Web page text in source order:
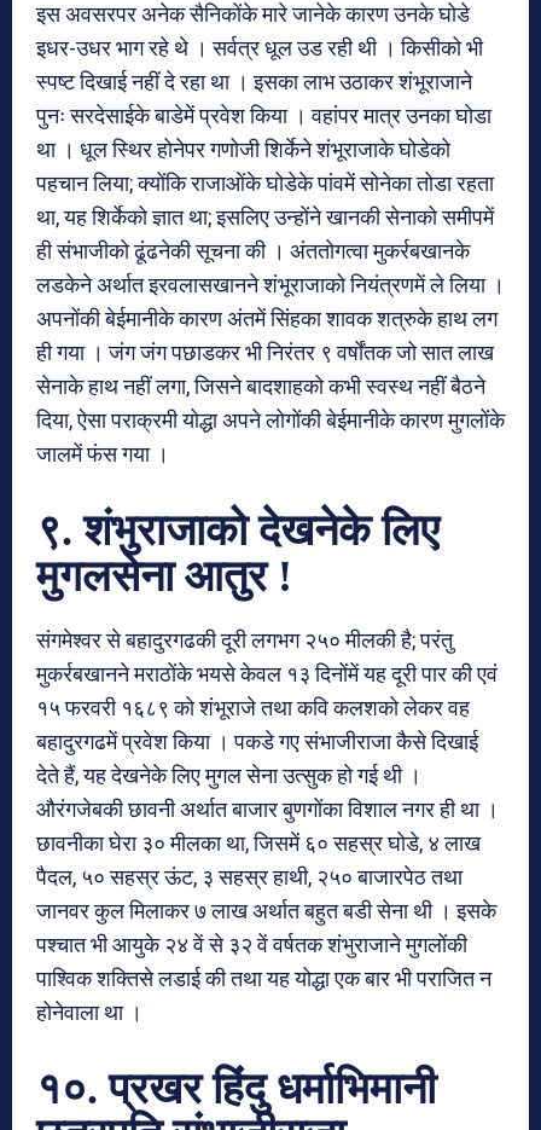
इस अवसरपर अनेक सैनिकोंके मारे जानेके कारण उनके घोडे
इधर-उधर भाग रहे थे । सर्वत्र धूल उड रही थी । किसीको भी
स्पष्ट दिखाई नहीं दे रहा था । इसका लाभ उठाकर शंभूराजाने
पुनः सरदेसाईके बाडेमें प्रवेश किया । वहांपर मात्र उनका घोडा
था । धूल स्थिर होनेपर गणोजी शिर्केने शंभूराजाके घोडेको
पहचान लिया; क्योंकि राजाओंके घोडेके पांवमें सोनेका तोडा रहता
था, यह शिर्केको ज्ञात था; इसलिए उन्होंने खानकी सेनाको समीपमें
ही संभाजीको ढूंढनेकी सूचना की । अंततोगत्वा मुकर्रबखानके
लडकेने अर्थात इरवलासखानने शंभूराजाको नियंत्रणमें ले लिया ।
अपनोंकी बेईमानीके कारण अंतमें सिंहका शावक शत्रुके हाथ लग
ही गया । जंग जंग पछाडकर भी निरंतर ९ वर्षोंतक जो सात लाख
सेनाके हाथ नहीं लगा, जिसने बादशाहको कभी स्वस्थ नहीं बैठने
दिया, ऐसा पराक्रमी योद्धा अपने लोगोंकी बेईमानीके कारण मुगलोंके
जालमें फंस गया ।
९. शंभुराजाको देखनेके लिए
मुगलसेना आतुर !
संगमेश्वर से बहादुरगढकी दूरी लगभग २५० मीलकी है; परंतु
मुकर्रबखानने मराठोंके भयसे केवल १३ दिनोंमें यह दूरी पार की एवं
१५ फरवरी १६८९ को शंभूराजे तथा कवि कलशको लेकर वह
बहादुरगढमें प्रवेश किया । पकडे गए संभाजीराजा कैसे दिखाई
देते हैं, यह देखनेके लिए मुगल सेना उत्सुक हो गई थी ।
औरंगजेबकी छावनी अर्थात बाजार बुणगोंका विशाल नगर ही था ।
छावनीका घेरा ३० मीलका था, जिसमें ६० सहस्र घोडे, ४ लाख
पैदल, ५० सहस्र ऊंट, ३ सहस्र हाथी, २५० बाजारपेठ तथा
जानवर कुल मिलाकर ७ लाख अर्थात बहुत बडी सेना थी । इसके
पश्चात भी आयुके २४ वें से ३२ वें वर्षतक शंभुराजाने मुगलोंकी
पाश्विक शक्तिसे लडाई की तथा यह योद्धा एक बार भी पराजित न
होनेवाला था ।
१०. प्रखर हिंदु धर्माभिमानी